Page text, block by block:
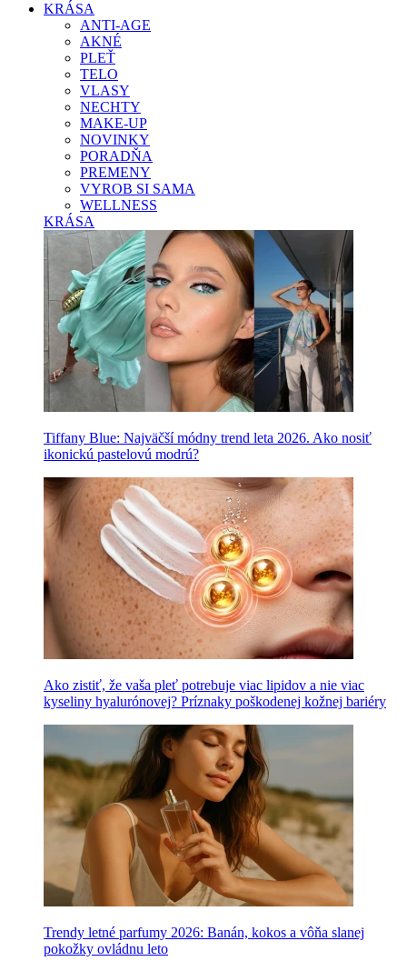
KRÁSA
ANTI-AGE
AKNÉ
PLEŤ
TELO
VLASY
NECHTY
MAKE-UP
NOVINKY
PORADŇA
PREMENY
VYROB SI SAMA
WELLNESS
KRÁSA
Tiffany Blue: Najväčší módny trend leta 2026. Ako nosiť
ikonickú pastelovú modrú?
Ako zistiť, že vaša pleť potrebuje viac lipidov a nie viac
kyseliny hyalurónovej? Príznaky poškodenej kožnej bariéry
Trendy letné parfumy 2026: Banán, kokos a vôňa slanej
pokožky ovládnu leto